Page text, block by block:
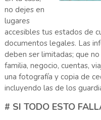
no dejes en
lugares
accesibles tus estados de
documentos legales. Las
deben ser limitadas; que
familia, negocio, cuentas,
una fotografía y copia de
incluyendo las de los
# SI TODO ESTO